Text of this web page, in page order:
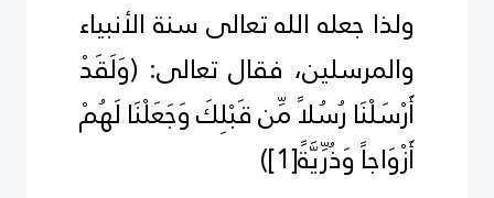
ولذا جعله الله تعالى سنة الأنبياء
والمرسلين، فقال تعالى: )وَلَقَدْ
أَرْسَلْنَا رُسُلاً مِّن قَبْلِكَ وَجَعَلْنَا لَهُمْ
أَزْوَاجاً وَذُرِّيَّةً[1]
(